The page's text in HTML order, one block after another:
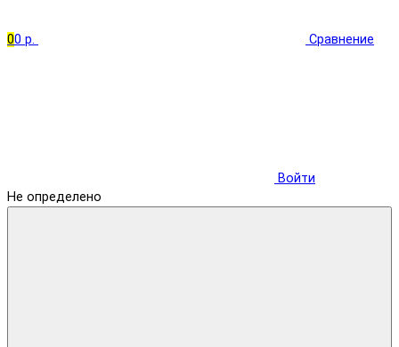
00 р. Сравнение
Войти
Не определено